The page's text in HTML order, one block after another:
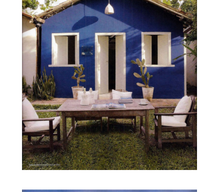
TERRAÇO DO CÉU
CASA DA ÁRVORE
SEU JOÃO
ZÉ E ZILDA
GULAB MAHAL
EUGÊNIA
CASINHA